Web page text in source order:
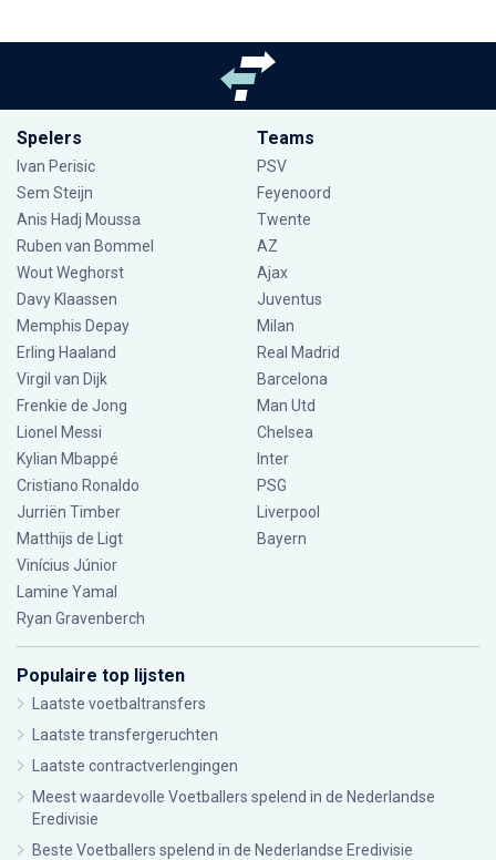
Spelers
Ivan Perisic
Sem Steijn
Anis Hadj Moussa
Ruben van Bommel
Wout Weghorst
Davy Klaassen
Memphis Depay
Erling Haaland
Virgil van Dijk
Frenkie de Jong
Lionel Messi
Kylian Mbappé
Cristiano Ronaldo
Jurriën Timber
Matthijs de Ligt
Vinícius Júnior
Lamine Yamal
Ryan Gravenberch
Teams
PSV
Feyenoord
Twente
AZ
Ajax
Juventus
Milan
Real Madrid
Barcelona
Man Utd
Chelsea
Inter
PSG
Liverpool
Bayern
Populaire top lijsten
Laatste voetbaltransfers
Laatste transfergeruchten
Laatste contractverlengingen
Meest waardevolle Voetballers spelend in de Nederlandse
Eredivisie
Beste Voetballers spelend in de Nederlandse Eredivisie